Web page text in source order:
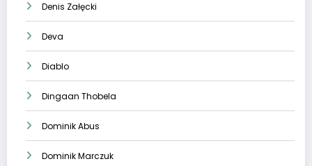
Denis Załęcki
Deva
Diablo
Dingaan Thobela
Dominik Abus
Dominik Marczuk